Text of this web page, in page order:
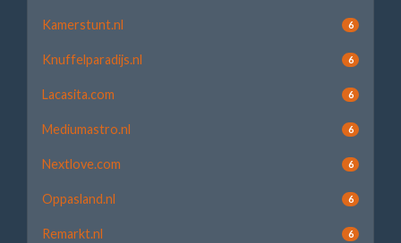
Kamerstunt.nl 6
Knuffelparadijs.nl 6
Lacasita.com 6
Mediumastro.nl 6
Nextlove.com 6
Oppasland.nl 6
Remarkt.nl 6